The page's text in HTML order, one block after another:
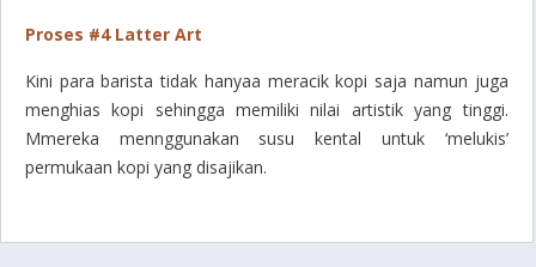
Proses #4 Latter Art
Kini para barista tidak hanyaa meracik kopi saja namun juga
menghias kopi sehingga memiliki nilai artistik yang tinggi.
Mmereka mennggunakan susu kental untuk ‘melukis’
permukaan kopi yang disajikan.